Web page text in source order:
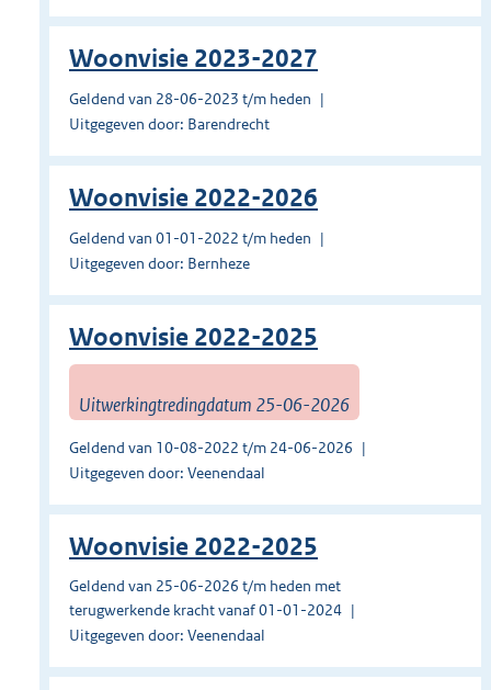
Woonvisie 2023-2027
Geldend van 28-06-2023 t/m heden
Uitgegeven door: Barendrecht
Woonvisie 2022-2026
Geldend van 01-01-2022 t/m heden
Uitgegeven door: Bernheze
Woonvisie 2022-2025
Uitwerkingtredingdatum 25-06-2026
Geldend van 10-08-2022 t/m 24-06-2026
Uitgegeven door: Veenendaal
Woonvisie 2022-2025
Geldend van 25-06-2026 t/m heden met
terugwerkende kracht vanaf 01-01-2024
Uitgegeven door: Veenendaal